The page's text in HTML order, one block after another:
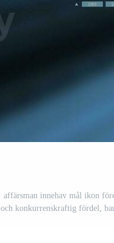
affärsman innehav mål ikon
och konkurrenskraftig fördel,